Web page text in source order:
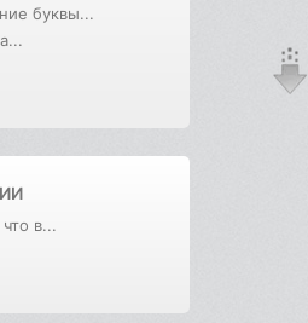
буквы...
в...